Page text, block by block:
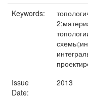
Keywords:
Issue
Date:
2013